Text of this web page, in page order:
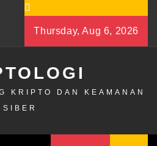
Thursday, Aug 6, 2026
KRIPTO DAN KEAMANAN
SIBER